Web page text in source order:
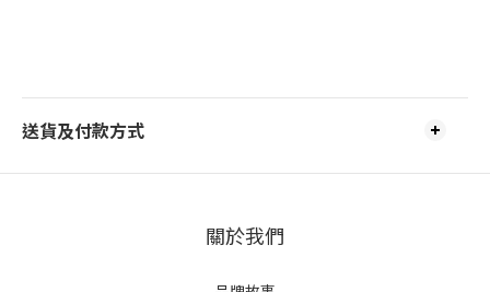
送貨及付款方式
關於我們